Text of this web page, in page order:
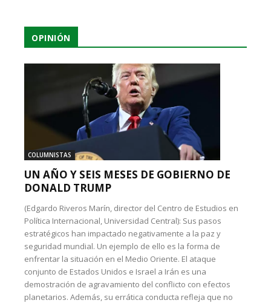
OPINIÓN
COLUMNISTAS
UN AÑO Y SEIS MESES DE GOBIERNO DE
DONALD TRUMP
(Edgardo Riveros Marín, director del Centro de Estudios en
Política Internacional, Universidad Central): Sus pasos
estratégicos han impactado negativamente a la paz y
seguridad mundial. Un ejemplo de ello es la forma de
enfrentar la situación en el Medio Oriente. El ataque
conjunto de Estados Unidos e Israel a Irán es una
demostración de agravamiento del conflicto con efectos
planetarios. Además, su errática conducta refleja que no